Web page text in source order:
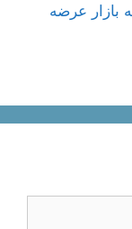
عرضه